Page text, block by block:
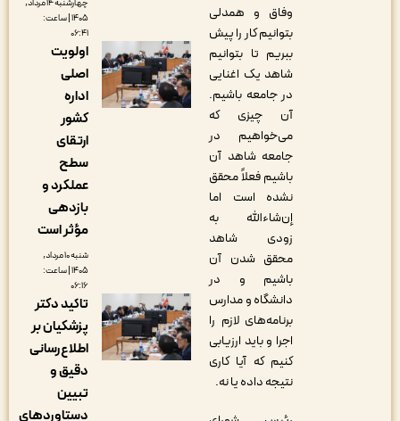
وفاق و همدلی
بتوانیم کار را پیش
ببریم تا بتوانیم
شاهد یک اغنایی
در جامعه باشیم.
آن چیزی که
می‌خواهیم در
جامعه شاهد آن
باشیم فعلاً محقق
نشده است اما
إن‌شاءالله به
زودی شاهد
محقق شدن آن
باشیم و در
دانشگاه و مدارس
برنامه‌های لازم را
اجرا و باید ارزیابی
کنیم که آیا کاری
نتیجه داده یا نه.
چهارشنبه ۱۴ مرداد,
۱۴۰۵ | ساعت:
اولویت
اصلی
اداره
عملکرد و
بازدهی
مؤثر است
شنبه ۱۰ مرداد,
۱۴۰۵ | ساعت:
تاکید دکتر
پزشکیان بر
اطلاع‌رسانی
دستاوردهای